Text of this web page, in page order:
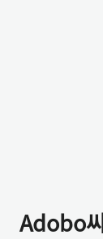
Adobo